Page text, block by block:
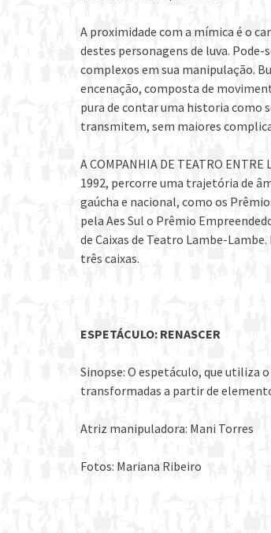
A proximidade com a mímica é o
destes personagens de luva.
complexos em sua manipulação.
encenação, composta de
pura de contar uma historia como
transmitem, sem maiores
A COMPANHIA DE TEATRO
1992, percorre uma trajetória de
gaúcha e nacional, como os
pela Aes Sul o Prêmio
de Caixas de Teatro Lambe-
três caixas.
ESPETÁCULO: RENASCER
Sinopse: O espetáculo, que utiliza
transformadas a partir de
Atriz manipuladora: Mani Torres
Fotos: Mariana Ribeiro